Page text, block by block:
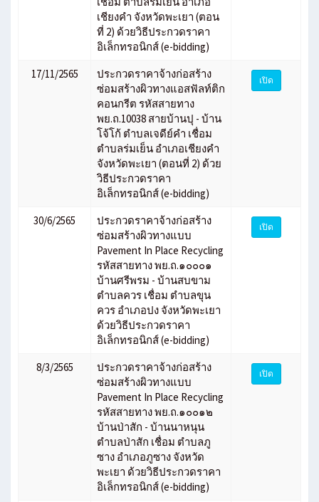
เชียงคำ จังหวัดพะเยา (ตอน
ที่ 2) ด้วยวิธีประกวดราคา
อิเล็กทรอนิกส์ (e-bidding)
17/11/2565
ประกวดราคาจ้างก่อสร้าง
ซ่อมสร้างผิวทางแอสฟัลท์ติก
คอนกรีต รหัสสายทาง
พย.ถ.10038 สายบ้านปุ - บ้าน
โจ้โก้ ตำบลเจดีย์คำ เชื่อม
ตำบลร่มเย็น อำเภอเชียงคำ
จังหวัดพะเยา (ตอนที่ 2) ด้วย
วิธีประกวดราคา
อิเล็กทรอนิกส์ (e-bidding)
เปิด
30/6/2565
ประกวดราคาจ้างก่อสร้าง
ซ่อมสร้างผิวทางแบบ
Pavement In Place Recycling
รหัสสายทาง พย.ถ.๑๐๐๐๑
บ้านศรีพรม - บ้านสบขาม
ตำบลควร เชื่อม ตำบลขุน
ควร อำเภอปง จังหวัดพะเยา
ด้วยวิธีประกวดราคา
อิเล็กทรอนิกส์ (e-bidding)
เปิด
8/3/2565
ประกวดราคาจ้างก่อสร้าง
ซ่อมสร้างผิวทางแบบ
Pavement In Place Recycling
รหัสสายทาง พย.ถ.๑๐๐๑๒
บ้านป่าสัก - บ้านนาหนุน
ตำบลป่าสัก เชื่อม ตำบลภู
ซาง อำเภอภูซาง จังหวัด
พะเยา ด้วยวิธีประกวดราคา
อิเล็กทรอนิกส์ (e-bidding)
เปิด